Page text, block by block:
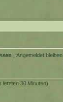
Angemeldet bleiben
letzten 30 Minuten)